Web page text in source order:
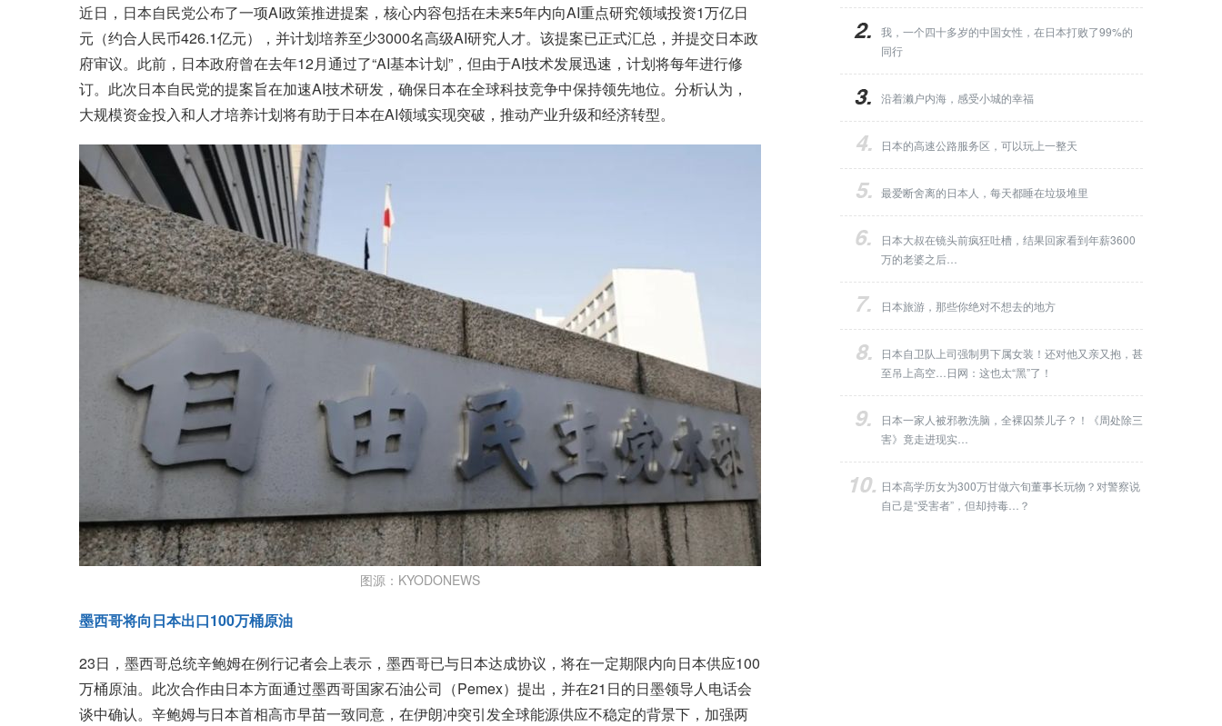
近日，日本自民党公布了一项AI政策推进提案，核心内容包括在未来5年内向AI重点研究领域投资1万亿日
元（约合人民币426.1亿元），并计划培养至少3000名高级AI研究人才。该提案已正式汇总，并提交日本政
府审议。此前，日本政府曾在去年12月通过了“AI基本计划”，但由于AI技术发展迅速，计划将每年进行修
订。此次日本自民党的提案旨在加速AI技术研发，确保日本在全球科技竞争中保持领先地位。分析认为，
大规模资金投入和人才培养计划将有助于日本在AI领域实现突破，推动产业升级和经济转型。
图源：KYODONEWS
墨西哥将向日本出口100万桶原油
23日，墨西哥总统辛鲍姆在例行记者会上表示，墨西哥已与日本达成协议，将在一定期限内向日本供应100
万桶原油。此次合作由日本方面通过墨西哥国家石油公司（Pemex）提出，并在21日的日墨领导人电话会
谈中确认。辛鲍姆与日本首相高市早苗一致同意，在伊朗冲突引发全球能源供应不稳定的背景下，加强两
我，一个四十多岁的中国女性，在日本打败了99%的
同行
沿着濑户内海，感受小城的幸福
日本的高速公路服务区，可以玩上一整天
最爱断舍离的日本人，每天都睡在垃圾堆里
日本大叔在镜头前疯狂吐槽，结果回家看到年薪3600
万的老婆之后…
日本旅游，那些你绝对不想去的地方
日本自卫队上司强制男下属女装！还对他又亲又抱，甚
至吊上高空…日网：这也太“黑”了！
日本一家人被邪教洗脑，全裸囚禁儿子？！《周处除三
害》竟走进现实…
日本高学历女为300万甘做六旬董事长玩物？对警察说
自己是“受害者”，但却持毒…？